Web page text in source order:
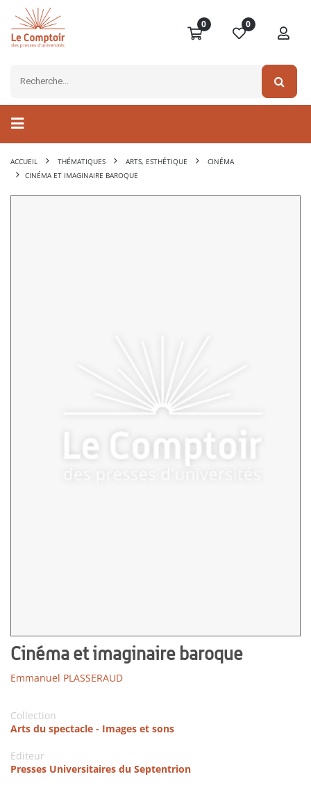
0 0
ACCUEIL THÉMATIQUES ARTS, ESTHÉTIQUE
CINÉMA
CINÉMA ET IMAGINAIRE BAROQUE
Cinéma et imaginaire baroque
Emmanuel PLASSERAUD
Collection
Arts du spectacle - Images et sons
Editeur
Presses Universitaires du Septentrion